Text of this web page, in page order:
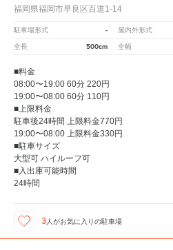
福岡県福岡市早良区百道1-14
駐車場形式 - 屋内外形式
全長 500cm 全幅
■料金
08:00〜19:00 60分 220円
19:00〜08:00 60分 110円
■上限料金
駐車後24時間 上限料金770円
19:00〜08:00 上限料金330円
■駐車サイズ
大型可 ハイルーフ可
■入出庫可能時間
24時間
3 人がお気に入りの駐車場